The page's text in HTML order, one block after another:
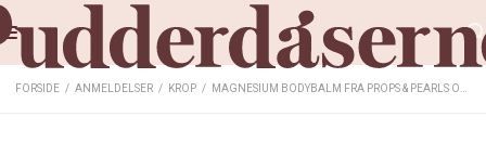
FORSIDE / ANMELDELSER / KROP / MAGNESIUM BODYBALM FRA PROPS & PEARLS OG NOGET OM VOKSEVÆRK